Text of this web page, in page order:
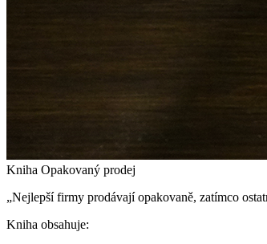
Kniha Opakovaný prodej
„Nejlepší firmy prodávají opakovaně, zatímco
Kniha obsahuje: